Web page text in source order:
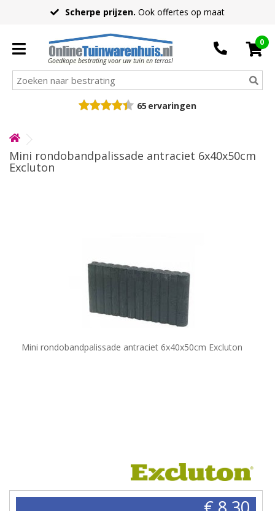
Scherpe prijzen. Ook offertes op maat
Goedkope bestrating voor uw tuin en terras!
0
65 ervaringen
Mini rondobandpalissade antraciet 6x40x50cm
Excluton
Mini rondobandpalissade antraciet 6x40x50cm Excluton